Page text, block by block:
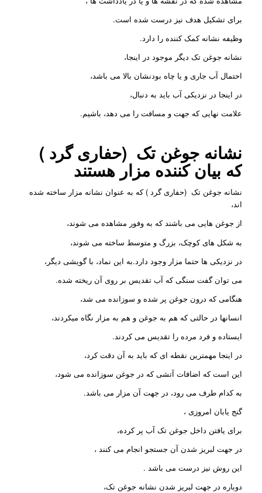
برای تشکیل هدف نیز درست شده است.
وظیفه نشانه کمک کننده را دارد.
نشانه جوغن تک دیگر موجود در اینجا،
احتمال آب جاری و یا چاه بودنشان بالا می باشد،
در اینجا در نزدیکی آب باید به دنبال،
علامت نهایی که جهت و مسافت را می دهد، باشیم.
نشانه جوغن تک (حفاری گرد )
که بیان کننده مزار هستند
نشانه جوغن تک (حفاری گرد ) که به عنوان نشانه مزار ساخته شده
اند،
از جوغن هایی می باشند که به وفور مشاهده می شوند،
به شکل های کوچک، بزرگ و متوسط ساخته می شوند،
در نزدیکی ها حتما مزار وجود دارد.به این نماد، با گویشی دیگر،
می توان گفت سنگی که آب تقدیس بر روی آن ریخته شده.
هنگامی که درون جوغن پر شده و سوزانده می شد،
انسانها در حالتی که هم به جوغن و هم به مزار نگاه میکردند،
ایستاده و فرد مرده را تقدیس می کردند.
در اینجا مهمترین نقطه ای که باید به آن دقت کرد،
این است که اضافات آتشی که در جوغن سوزانده می شود،
به کدام طرف می رود، در جهت آن مزار می باشد.
گنج یابان امروزی ،
برای یافتن داخل جوغن تک آب پر کرده،
در جهت لبریز شدن آن جستجو انجام می کنند ،
این روش نیز درست می باشد .
دوباره در جهت لبریز شدن نشانه جوغن تک،